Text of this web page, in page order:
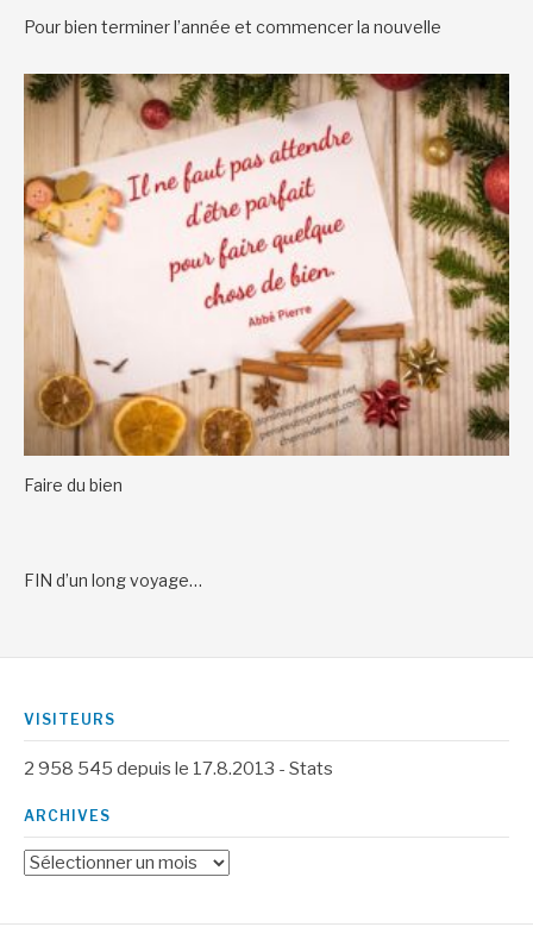
Pour bien terminer l’année et commencer la nouvelle
Faire du bien
FIN d’un long voyage…
VISITEURS
2 958 545 depuis le 17.8.2013 - Stats
ARCHIVES
Archives